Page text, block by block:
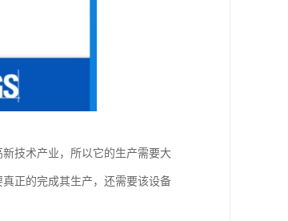
技术产业，所以它的生产需要大
正的完成其生产，还需要该设备